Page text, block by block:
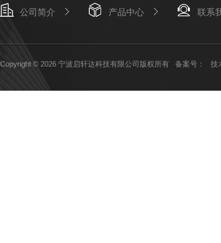
公司简介 产品中心 联系
Copyright © 2026 宁波启轩达科技有限公司版权所有 备案号： 技